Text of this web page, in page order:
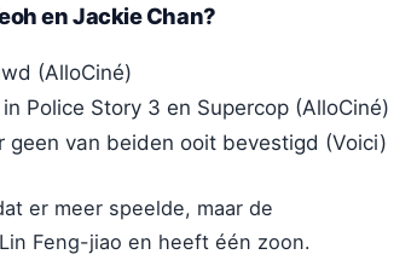
en Jackie Chan?
(AlloCiné)
Police Story 3 en Supercop (AlloCiné)
geen van beiden ooit bevestigd (Voici)
er meer speelde, maar de
Feng-jiao en heeft één zoon.